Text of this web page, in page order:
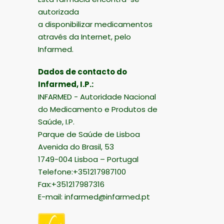
autorizada
a disponibilizar medicamentos
através da Internet, pelo
Infarmed.
Dados de contacto do
Infarmed, I.P.:
INFARMED - Autoridade Nacional
do Medicamento e Produtos de
Saúde, I.P.
Parque de Saúde de Lisboa
Avenida do Brasil, 53
1749-004 Lisboa – Portugal
Telefone:+351217987100
Fax:+351217987316
E-mail: infarmed@infarmed.pt